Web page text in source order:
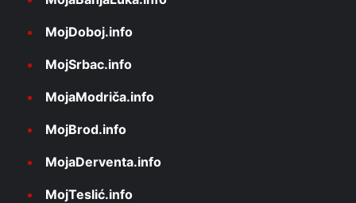
MojDoboj.info
MojSrbac.info
MojaModriča.info
MojBrod.info
MojaDerventa.info
MojTeslić.info